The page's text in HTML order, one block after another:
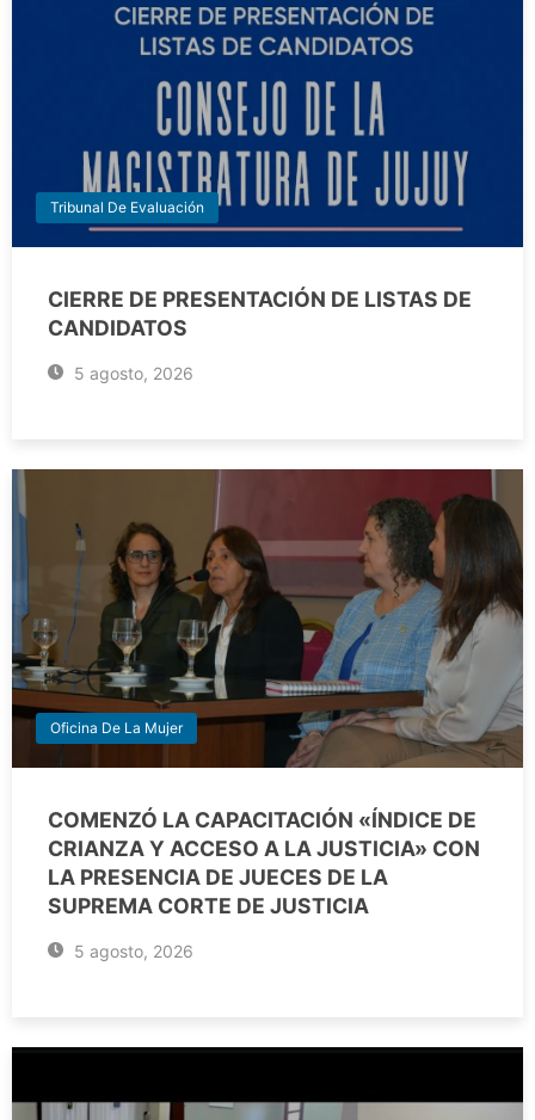
Tribunal De Evaluación
CIERRE DE PRESENTACIÓN DE LISTAS DE
CANDIDATOS
5 agosto, 2026
Oficina De La Mujer
COMENZÓ LA CAPACITACIÓN «ÍNDICE DE
CRIANZA Y ACCESO A LA JUSTICIA» CON
LA PRESENCIA DE JUECES DE LA
SUPREMA CORTE DE JUSTICIA
5 agosto, 2026